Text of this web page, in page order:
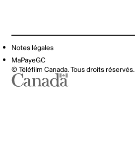
Notes légales
MaPayeGC
© Téléfilm Canada. Tous droits réservés.